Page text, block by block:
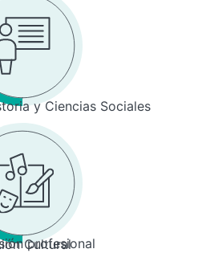
y Ciencias Sociales
profesional
Cultural